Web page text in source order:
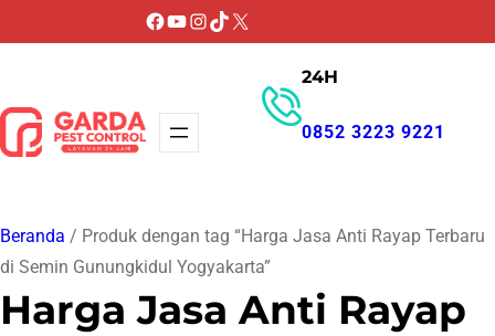
ke
Facebook
YouTube
Instagram
TikTok
X
24H
0852 3223 9221
Beranda / Produk dengan tag “Harga Jasa Anti Rayap Terbaru
di Semin Gunungkidul Yogyakarta”
Harga Jasa Anti Rayap